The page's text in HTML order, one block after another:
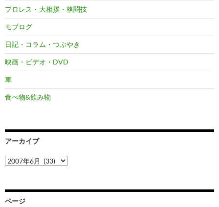
プロレス・大相撲・格闘技
モブログ
日記・コラム・つぶやき
映画・ビデオ・DVD
車
食べ物&飲み物
アーカイブ
ア
ー
ブ
ページ